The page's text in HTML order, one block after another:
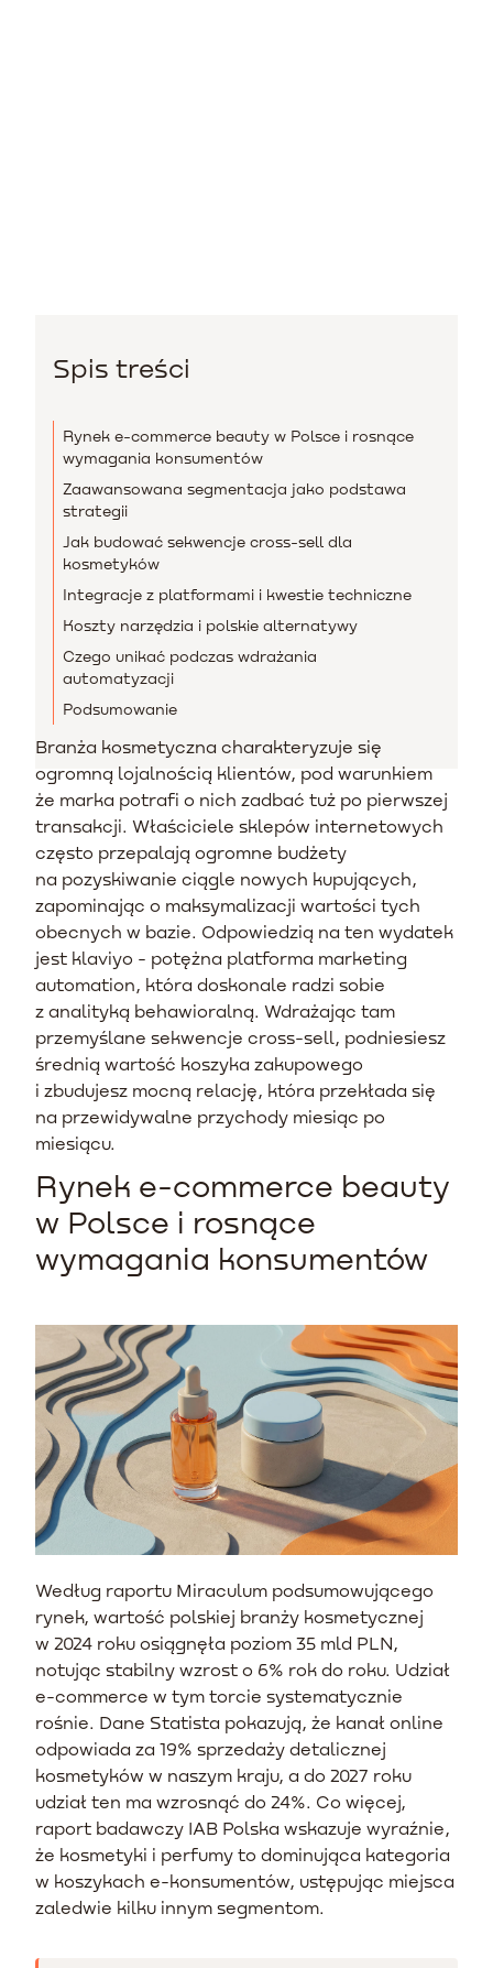
Spis treści
Rynek e-commerce beauty w Polsce i rosnące
wymagania konsumentów
Zaawansowana segmentacja jako podstawa
strategii
Jak budować sekwencje cross-sell dla
kosmetyków
Integracje z platformami i kwestie techniczne
Koszty narzędzia i polskie alternatywy
Czego unikać podczas wdrażania
automatyzacji
Podsumowanie
Branża kosmetyczna charakteryzuje się
ogromną lojalnością klientów, pod warunkiem
że marka potrafi o nich zadbać tuż po pierwszej
transakcji. Właściciele sklepów internetowych
często przepalają ogromne budżety
na pozyskiwanie ciągle nowych kupujących,
zapominając o maksymalizacji wartości tych
obecnych w bazie. Odpowiedzią na ten wydatek
jest klaviyo - potężna platforma marketing
automation, która doskonale radzi sobie
z analityką behawioralną. Wdrażając tam
przemyślane sekwencje cross-sell, podniesiesz
średnią wartość koszyka zakupowego
i zbudujesz mocną relację, która przekłada się
na przewidywalne przychody miesiąc po
miesiącu.
Rynek e-commerce beauty
w Polsce i rosnące
wymagania konsumentów
Według raportu Miraculum podsumowującego
rynek, wartość polskiej branży kosmetycznej
w 2024 roku osiągnęła poziom 35 mld PLN,
notując stabilny wzrost o 6% rok do roku. Udział
e-commerce w tym torcie systematycznie
rośnie. Dane Statista pokazują, że kanał online
odpowiada za 19% sprzedaży detalicznej
kosmetyków w naszym kraju, a do 2027 roku
udział ten ma wzrosnąć do 24%. Co więcej,
raport badawczy IAB Polska wskazuje wyraźnie,
że kosmetyki i perfumy to dominująca kategoria
w koszykach e-konsumentów, ustępując miejsca
zaledwie kilku innym segmentom.